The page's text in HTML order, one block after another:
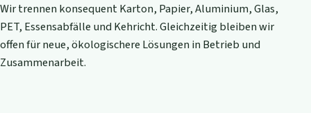
Wir trennen konsequent Karton, Papier, Aluminium, Glas,
PET, Essensabfälle und Kehricht. Gleichzeitig bleiben wir
offen für neue, ökologischere Lösungen in Betrieb und
Zusammenarbeit.